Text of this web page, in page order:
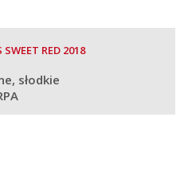
SWEET RED 2018
słodkie